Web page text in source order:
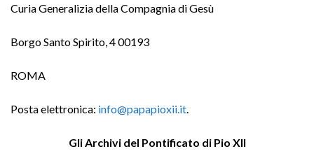
Curia Generalizia della Compagnia di Gesù
Borgo Santo Spirito, 4 00193
ROMA
Posta elettronica: info@papapioxii.it
Gli Archivi del Pontificato di Pio XII